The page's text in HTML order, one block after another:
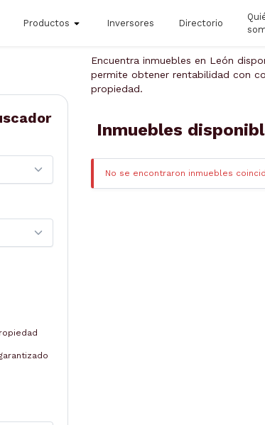
Productos Inversores Directorio
Encuentra inmuebles en León
permite obtener rentabilidad con
propiedad.
Inmuebles
No se encontraron inmuebles